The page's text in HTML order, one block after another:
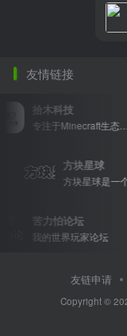
友情链接
拾木科技
专注于Minecraft生态建设
方块星球
苦力怕论坛
我的世界玩家论坛
友链申请
Copyright ©